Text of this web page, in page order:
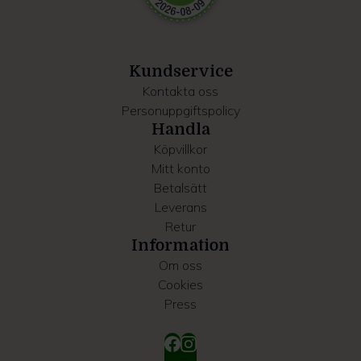
information som du har tillhandahållit eller som de har
Kundservice
Kontakta oss
Personuppgiftspolicy
Handla
Köpvillkor
Mitt konto
Betalsätt
Leverans
Retur
Information
Om oss
Cookies
Press